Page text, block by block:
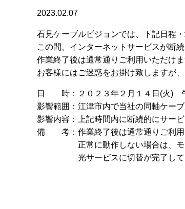
2023.02.07
石見ケーブルビジョンでは、下記日程
この間、インターネットサービスが断続
作業終了後は通常通りご利用いただけま
お客様にはご迷惑をお掛け致しますが
日 時：２０２３年２月１４日(火) 午
影響範囲：江津市内で当社の同軸ケー
影響内容：上記時間内に断続的にサー
備 考：作業終了後は通常通りご利用
正常に動作しない場合は、モデム
光サービスに切替が完了している